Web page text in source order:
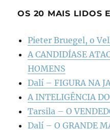
OS 20 MAIS LIDOS
Pieter Bruegel, o
A CANDIDÍASE
HOMENS
Dalí – FIGURA NA
A INTELIGÊNCIA
Tarsila – O
Dalí – O GRANDE